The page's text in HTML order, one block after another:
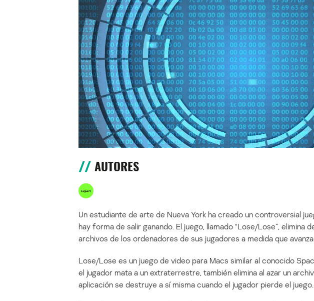
AUTORES
Un estudiante de arte de Nueva York ha creado un controversial
hay forma de salir ganando. El juego, llamado “Lose/Lose”, elimina
archivos de los ordenadores de sus jugadores a medida que
Lose/Lose es un juego de video para Macs similar al conocido
el jugador mata a un extraterrestre, también elimina al azar un
aplicación se destruye a sí misma cuando el jugador pierde el juego.